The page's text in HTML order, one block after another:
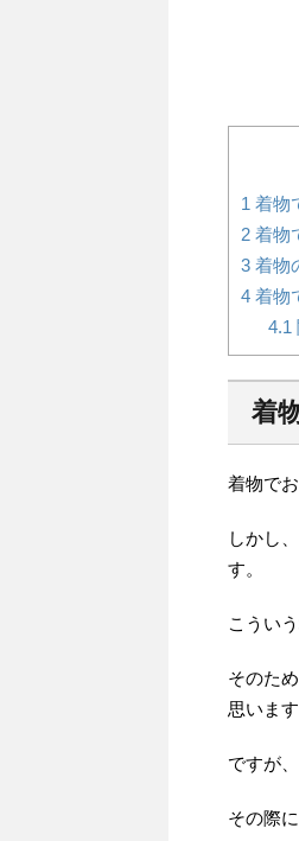
1 着物
2 着物
3 着物
4 着物
4.1
着
着物で
しかし
す。
こうい
そのた
思います
ですが
その際